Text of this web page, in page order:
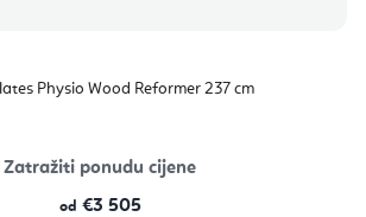
Physio Wood Reformer 237 cm
Zatražiti ponudu cijene
od €3 505